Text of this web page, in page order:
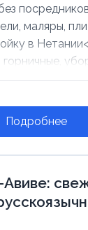
маляры,
в
Подробнее
Авиве: